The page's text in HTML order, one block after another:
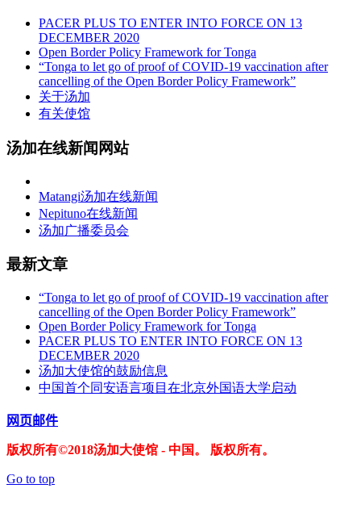
PACER PLUS TO ENTER INTO FORCE ON 13
DECEMBER 2020
Open Border Policy Framework for Tonga
“Tonga to let go of proof of COVID-19 vaccination after
cancelling of the Open Border Policy Framework”
关于汤加
有关使馆
汤加在线新闻网站
Matangi汤加在线新闻
Nepituno在线新闻
汤加广播委员会
最新文章
“Tonga to let go of proof of COVID-19 vaccination after
cancelling of the Open Border Policy Framework”
Open Border Policy Framework for Tonga
PACER PLUS TO ENTER INTO FORCE ON 13
DECEMBER 2020
汤加大使馆的鼓励信息
中国首个同安语言项目在北京外国语大学启动
网页邮件
版权所有©2018汤加大使馆 - 中国。 版权所有。
Go to top